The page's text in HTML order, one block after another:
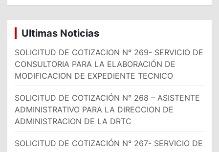
Ultimas Noticias
SOLICITUD DE COTIZACION N° 269- SERVICIO DE
CONSULTORIA PARA LA ELABORACIÓN DE
MODIFICACION DE EXPEDIENTE TECNICO
SOLICITUD DE COTIZACIÓN N° 268 – ASISTENTE
ADMINISTRATIVO PARA LA DIRECCION DE
ADMINISTRACION DE LA DRTC
SOLICITUD DE COTIZACIÓN N° 267- SERVICIO DE